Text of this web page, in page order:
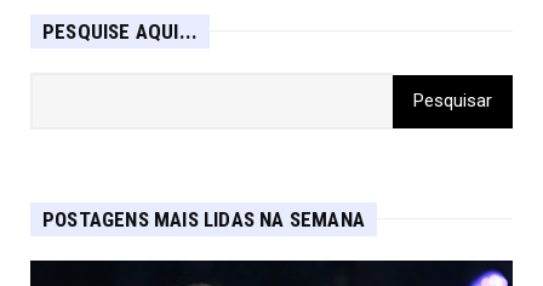
PESQUISE AQUI...
POSTAGENS MAIS LIDAS NA SEMANA